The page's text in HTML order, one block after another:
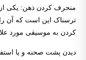
منحرف کردن ذهن: یکی
ترسناک این است که آن
کردن به موسیقی مورد
دیدن پشت صحنه و یا